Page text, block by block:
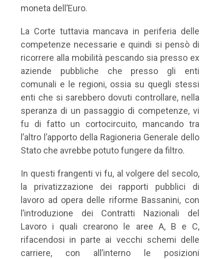
moneta dell’Euro.
La Corte tuttavia mancava in periferia delle
competenze necessarie e quindi si pensò di
ricorrere alla mobilità pescando sia presso ex
aziende pubbliche che presso gli enti
comunali e le regioni, ossia su quegli stessi
enti che si sarebbero dovuti controllare, nella
speranza di un passaggio di competenze, vi
fu di fatto un cortocircuito, mancando tra
l’altro l’apporto della Ragioneria Generale dello
Stato che avrebbe potuto fungere da filtro.
In questi frangenti vi fu, al volgere del secolo,
la privatizzazione dei rapporti pubblici di
lavoro ad opera delle riforme Bassanini, con
l’introduzione dei Contratti Nazionali del
Lavoro i quali crearono le aree A, B e C,
rifacendosi in parte ai vecchi schemi delle
carriere, con all’interno le posizioni